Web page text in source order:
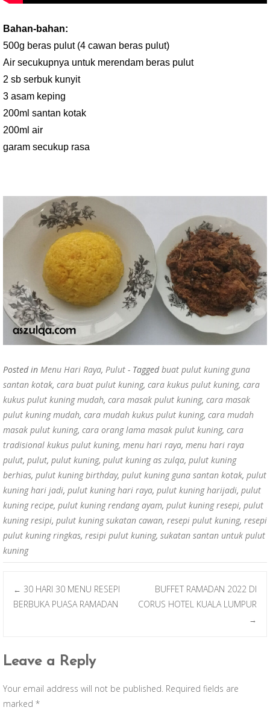
Bahan-bahan:
500g beras pulut (4 cawan beras pulut)
Air secukupnya untuk merendam beras pulut
2 sb serbuk kunyit
3 asam keping
200ml santan kotak
200ml air
garam secukup rasa
Posted in Menu Hari Raya, Pulut - Taggedbuat pulut kuning guna
santan kotak, cara buat pulut kuning, cara kukus pulut kuning, cara
kukus pulut kuning mudah, cara masak pulut kuning, cara masak
pulut kuning mudah, cara mudah kukus pulut kuning, cara mudah
masak pulut kuning, cara orang lama masak pulut kuning, cara
tradisional kukus pulut kuning, menu hari raya, menu hari raya
pulut, pulut, pulut kuning, pulut kuning as zulqa, pulut kuning
berhias, pulut kuning birthday, pulut kuning guna santan kotak, pulut
kuning hari jadi, pulut kuning hari raya, pulut kuning harijadi, pulut
kuning recipe, pulut kuning rendang ayam, pulut kuning resepi, pulut
kuning resipi, pulut kuning sukatan cawan, resepi pulut kuning, resepi
pulut kuning ringkas, resipi pulut kuning, sukatan santan untuk pulut
kuning
Post navigation
← 30 HARI 30 MENU RESEPI
BERBUKA PUASA RAMADAN
BUFFET RAMADAN 2022 DI
CORUS HOTEL KUALA LUMPUR
→
Leave a Reply
Your email address will not be published. Required fields are
marked *